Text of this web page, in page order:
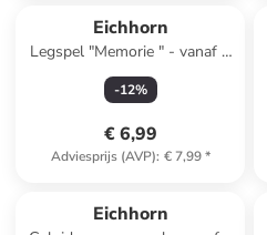
Eichhorn
Legspel "Memorie " - vanaf 3
jaar
-12%
€ 6,99
Adviesprijs (AVP): € 7,99*
Eichhorn